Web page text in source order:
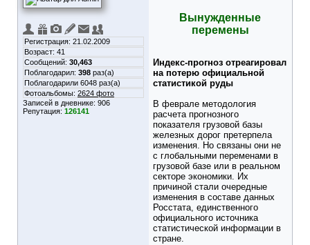
Регистрация: 21.02.2009
Возраст: 41
Сообщений: 30,463
Поблагодарил: 398 раз(а)
Поблагодарили 6048 раз(а)
Фотоальбомы: 2624 фото
Записей в дневнике: 906
Репутация: 126141
Вынужденные
перемены
Индекс-прогноз отреагировал
на потерю официальной
статистикой руды
В феврале методология
расчета прогнозного
показателя грузовой базы
железных дорог претерпела
изменения. Но связаны они не
с глобальными переменами в
грузовой базе или в реальном
секторе экономики. Их
причиной стали очередные
изменения в составе данных
Росстата, единственного
официального источника
статистической информации в
стране.